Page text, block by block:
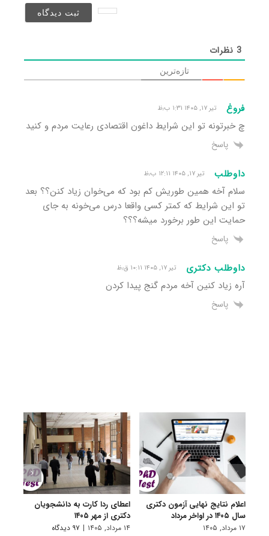
3 نظرات
تازه‌ترین
فروغ تیر ۱۷, ۱۴۰۵ ۱:۳۱ ب٫ظ
چ خبرتونه تو این شرایط داغون اقتصادی رعایت مردم و کنید
پاسخ
داوطلب تیر ۱۷, ۱۴۰۵ ۱۲:۱۱ ب٫ظ
سلام آخه همین طوریش کم بود که می‌خوان زیاد کنن؟؟ بعد
تو این شرایط که کمتر کسی واقعا درس می‌خونه به جای
حمایت این طور برخورد میشه؟؟؟
پاسخ
داوطلب دکتری تیر ۱۷, ۱۴۰۵ ۱۰:۱۱ ق٫ظ
آره زیاد کنین آخه مردم گنج پیدا کردن
پاسخ
اعلام نتایج نهایی آزمون دکتری
سال ۱۴۰۵ در اواخر مرداد
۱۷ مرداد, ۱۴۰۵
اعطای ردا کارت به دانشجویان
دکتری از مهر ۱۴۰۵
۱۴ مرداد, ۱۴۰۵ | ۹۷ دیدگاه